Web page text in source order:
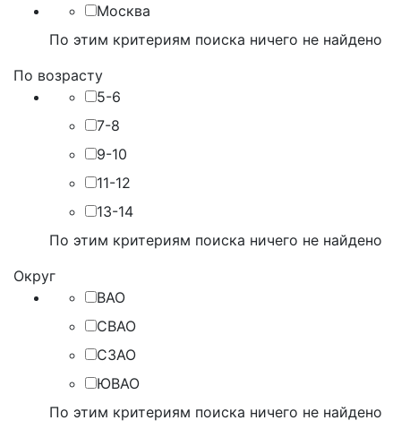
Москва
По этим критериям поиска ничего не найдено
По возрасту
5-6
7-8
9-10
11-12
13-14
По этим критериям поиска ничего не найдено
Округ
ВАО
СВАО
СЗАО
ЮВАО
По этим критериям поиска ничего не найдено